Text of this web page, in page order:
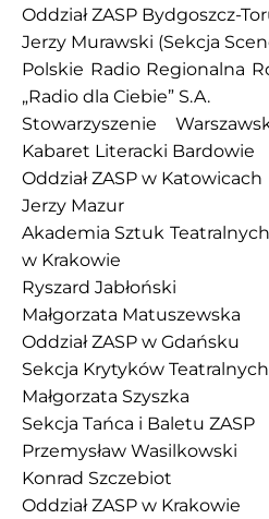
Oddział ZASP Bydgoszcz-
Jerzy Murawski (Sekcja
Polskie Radio Regionalna
„Radio dla Ciebie” S.A.
Stowarzyszenie
Kabaret Literacki Bardowie
Oddział ZASP w Katowicach
Jerzy Mazur
Akademia Sztuk
w Krakowie
Ryszard Jabłoński
Małgorzata Matuszewska
Oddział ZASP w Gdańsku
Sekcja Krytyków
Małgorzata Szyszka
Sekcja Tańca i Baletu ZASP
Przemysław Wasilkowski
Konrad Szczebiot
Oddział ZASP w Krakowie